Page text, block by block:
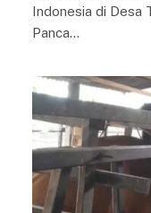
Indonesia di Desa
Panca…